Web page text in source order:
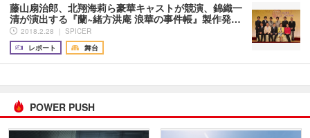
藤山扇治郎、北翔海莉ら豪華キャストが競演、錦織一
清が演出する『蘭~緒方洪庵 浪華の事件帳』製作発…
2018.2.28 ｜ SPICER
レポート
舞台
POWER PUSH